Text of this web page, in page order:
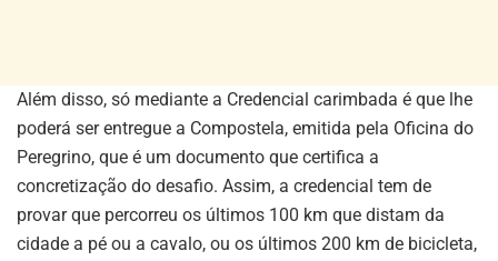
Além disso, só mediante a Credencial carimbada é que lhe
poderá ser entregue a Compostela, emitida pela Oficina do
Peregrino, que é um documento que certifica a
concretização do desafio. Assim, a credencial tem de
provar que percorreu os últimos 100 km que distam da
cidade a pé ou a cavalo, ou os últimos 200 km de bicicleta,